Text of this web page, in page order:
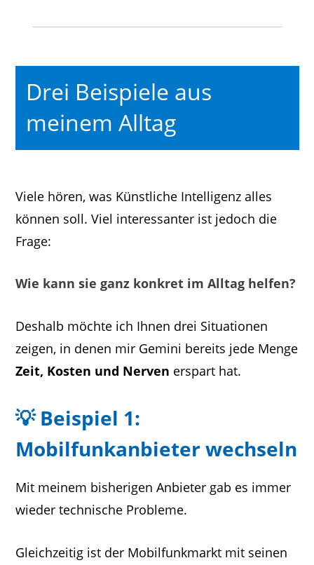
Drei Beispiele aus
meinem Alltag
Viele hören, was Künstliche Intelligenz alles
können soll. Viel interessanter ist jedoch die
Frage:
Wie kann sie ganz konkret im Alltag helfen?
Deshalb möchte ich Ihnen drei Situationen
zeigen, in denen mir Gemini bereits jede Menge
Zeit, Kosten und Nerven erspart hat.
💡 Beispiel 1:
Mobilfunkanbieter wechseln
Mit meinem bisherigen Anbieter gab es immer
wieder technische Probleme.
Gleichzeitig ist der Mobilfunkmarkt mit seinen